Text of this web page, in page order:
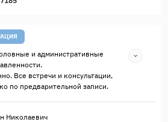
и административные
Все встречи и консультации,
по предварительной записи.
Николаевич